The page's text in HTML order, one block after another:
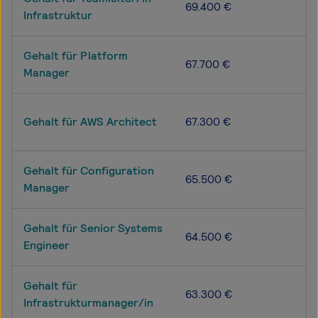
Infrastruktur
69.400 €
Gehalt für Platform
Manager
67.700 €
Gehalt für AWS Architect 67.300 €
Gehalt für Configuration
Manager
65.500 €
Gehalt für Senior Systems
Engineer
64.500 €
Gehalt für
Infrastrukturmanager/in
63.300 €